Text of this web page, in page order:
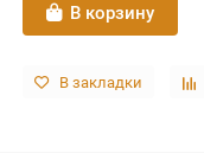
В корзину
В закладки